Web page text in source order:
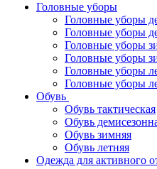
Головные уборы
Головные уборы
Головные уборы
Головные уборы
Головные уборы
Головные уборы
Головные уборы
Обувь
Обувь тактическая
Обувь
Обувь зимняя
Обувь летняя
Одежда для активного